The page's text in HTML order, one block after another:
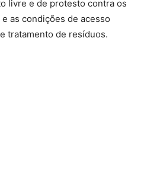
livre e de protesto contra os
as condições de acesso
tratamento de resíduos.